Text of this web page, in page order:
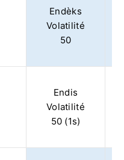
Endèks
Volatilité
50
Endis
Volatilité
50 (1s)